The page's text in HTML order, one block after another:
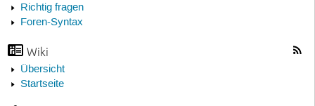
Richtig fragen
Foren-Syntax
Wiki
Übersicht
Startseite